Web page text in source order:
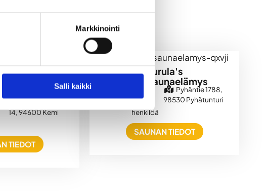
Markkinointi
Salli kaikki
Center -
& kabinetti
14, 94600 Kemi
TIEDOT
Kurula's
Rantasaunaelämys
henkilöä
Pyhäntie 1788,
98530 Pyhätunturi
SAUNAN TIEDOT